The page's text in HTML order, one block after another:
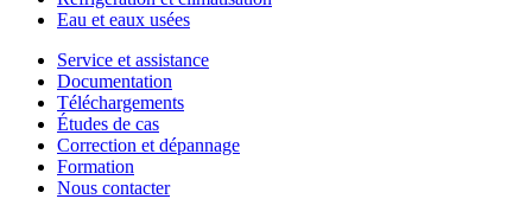
Eau et eaux usées
Service et assistance
Documentation
Téléchargements
Études de cas
Correction et dépannage
Formation
Nous contacter